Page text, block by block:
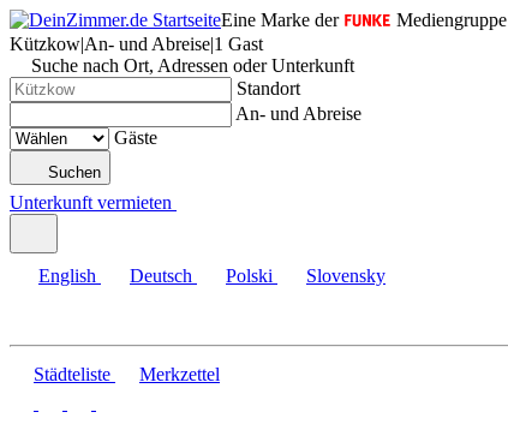
Eine Marke der
Mediengruppe
Kützkow|An- und Abreise|1 Gast
Suche nach Ort, Adressen oder Unterkunft
Standort
An- und Abreise
Gäste
Suchen
Unterkunft vermieten
English Deutsch Polski Slovensky
Städteliste Merkzettel